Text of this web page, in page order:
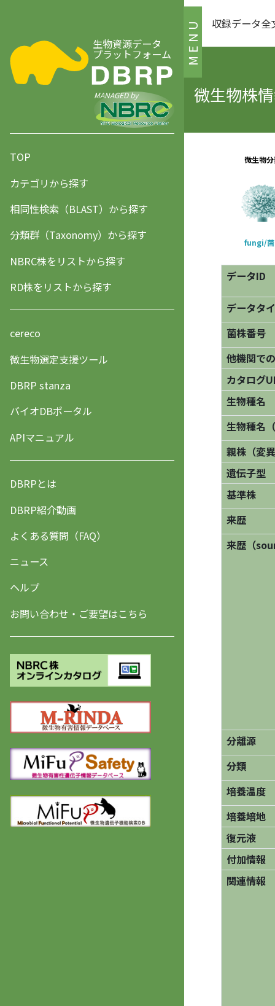
MENU
生物資源データ
プラットフォーム
MANAGED by
TOP
カテゴリから探す
相同性検索（BLAST）から探す
分類群（Taxonomy）から探す
NBRC株をリストから探す
RD株をリストから探す
cereco
微生物選定支援ツール
DBRP stanza
バイオDBポータル
APIマニュアル
DBRPとは
DBRP紹介動画
よくある質問（FAQ）
ニュース
ヘルプ
お問い合わせ・ご要望はこちら
収録データ全
微生物株
データID
データタ
菌株番号
他機関で
カタログ
生物種名
生物種名
親株（変
遺伝子型
基準株
来歴
来歴（
分離源
分類
培養温度
培養培地
復元液
付加情報
関連情報